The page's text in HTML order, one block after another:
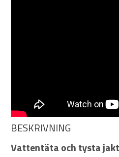
BESKRIVNING
Vattentäta och tysta